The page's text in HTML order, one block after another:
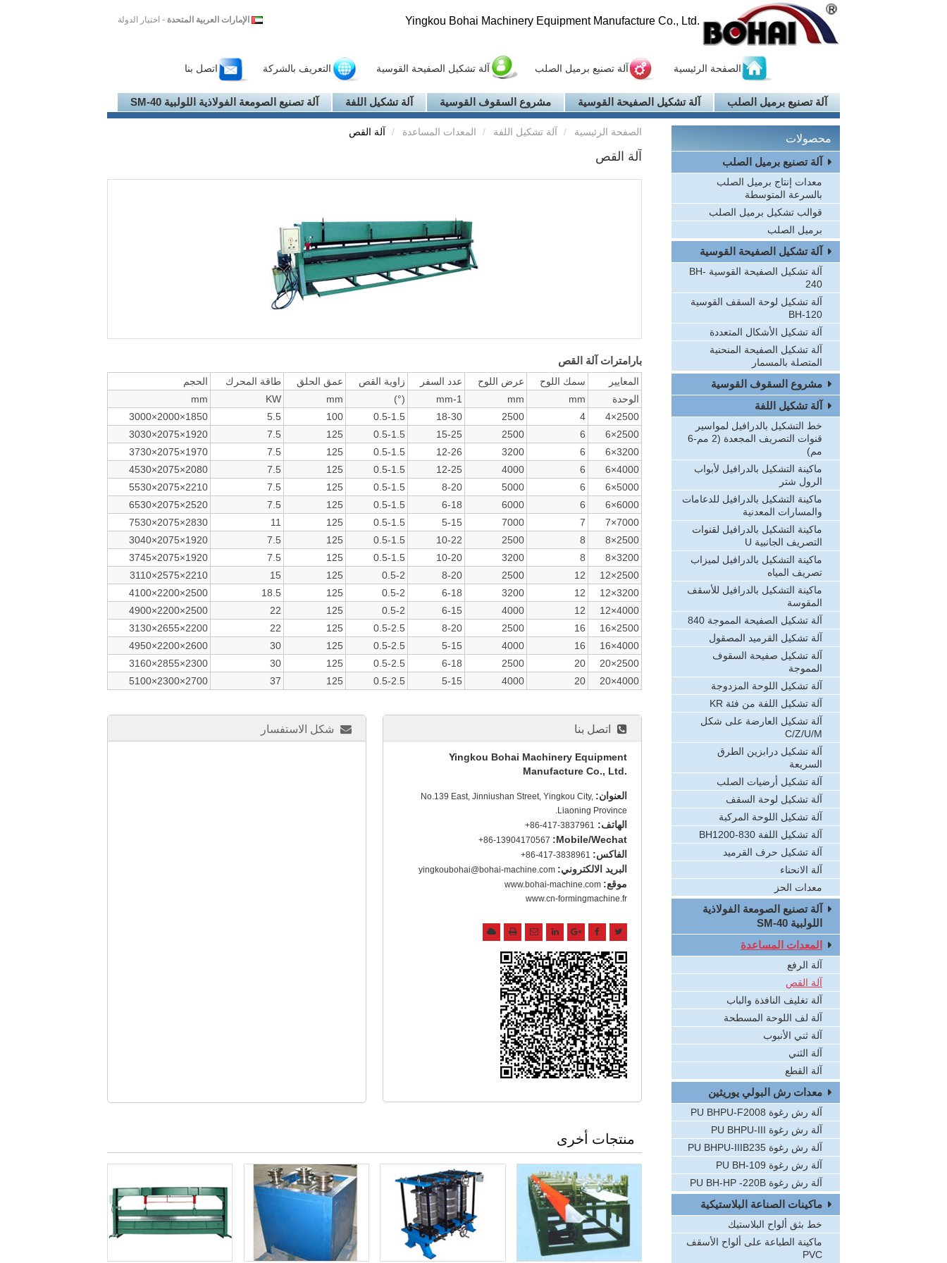
Yingkou Bohai Machinery Equipment Manufacture Co., Ltd. الإمارات العربية المتحدة - اختيار الدولة
الصفحة الرئيسية آلة تصنيع برميل الصلب آلة تشكيل الصفيحة القوسية التعريف بالشركة اتصل بنا
آلة تصنيع برميل الصلب آلة تشكيل الصفيحة القوسية مشروع السقوف القوسية آلة تشكيل اللفة آلة تصنيع الصومعة الفولاذية اللولبية SM-40
الصفحة الرئيسية آلة تشكيل اللفة المعدات المساعدة آلة القص
آلة القص
بارامترات آلة القص
المعايير سمك اللوح عرض اللوح عدد السفر زاوية القص عمق الحلق طاقة المحرك
الحجم
الوحدة
mm
mm
mm-1
(°)
mm
KW
mm
4×2500
4
2500
18-30
0.5-1.5
100
5.5
3000×2000×1850
6×2500
6
2500
15-25
0.5-1.5
125
7.5
3030×2075×1920
6×3200
6
3200
12-26
0.5-1.5
125
7.5
3730×2075×1970
6×4000
6
4000
12-25
0.5-1.5
125
7.5
4530×2075×2080
6×5000
6
5000
8-20
0.5-1.5
125
7.5
5530×2075×2210
6×6000
6
6000
6-18
0.5-1.5
125
7.5
6530×2075×2520
7×7000
7
7000
5-15
0.5-1.5
125
11
7530×2075×2830
8×2500
8
2500
10-22
0.5-1.5
125
7.5
3040×2075×1920
8×3200
8
3200
10-20
0.5-1.5
125
7.5
3745×2075×1920
12×2500
12
2500
8-20
0.5-2
125
15
3110×2575×2210
12×3200
12
3200
6-18
0.5-2
125
18.5
4100×2200×2500
12×4000
12
4000
6-15
0.5-2
125
22
4900×2200×2500
16×2500
16
2500
8-20
0.5-2.5
125
22
3130×2655×2200
16×4000
16
4000
5-15
0.5-2.5
125
30
4950×2200×2600
20×2500
20
2500
6-18
0.5-2.5
125
30
3160×2855×2300
20×4000
20
4000
5-15
0.5-2.5
125
37
5100×2300×2700
شكل الاستفسار اتصل بنا
Yingkou Bohai Machinery Equipment
Manufacture Co., Ltd.
العنوان: No.139 East, Jinniushan Street, Yingkou City,
Liaoning Province.
الهاتف: +86-417-3837961
Mobile/Wechat:
+86-13904170567
الفاكس: +86-417-3838961
البريد الالكتروني: yingkoubohai@bohai-machine.com
موقع:
www.cn-formingmachine.fr
منتجات أخرى
محصولات
آلة تصنيع برميل الصلب
معدات إنتاج برميل الصلب
بالسرعة المتوسطة
قوالب تشكيل برميل الصلب
برميل الصلب
آلة تشكيل الصفيحة القوسية
آلة تشكيل الصفيحة القوسية BH-
240
آلة تشكيل لوحة السقف القوسية
BH-120
آلة تشكيل الأشكال المتعددة
آلة تشكيل الصفيحة المنحنية
المتصلة بالمسمار
مشروع السقوف القوسية
آلة تشكيل اللفة
خط التشكيل بالدرافيل لمواسير
قنوات التصريف المجعدة (2 مم-6
مم)
ماكينة التشكيل بالدرافيل لأبواب
الرول شتر
ماكينة التشكيل بالدرافيل للدعامات
والمسارات المعدنية
ماكينة التشكيل بالدرافيل لقنوات
التصريف الجانبية U
ماكينة التشكيل بالدرافيل لميزاب
تصريف المياه
ماكينة التشكيل بالدرافيل للأسقف
المقوسة
آلة تشكيل الصفيحة المموجة 840
آلة تشكيل القرميد المصقول
آلة تشكيل صفيحة السقوف
المموجة
آلة تشكيل اللوحة المزدوجة
آلة تشكيل اللفة من فئة KR
آلة تشكيل العارضة على شكل
C/Z/U/M
آلة تشكيل درابزين الطرق
السريعة
آلة تشكيل أرضيات الصلب
آلة تشكيل لوحة السقف
آلة تشكيل اللوحة المركبة
آلة تشكيل اللفة BH1200-830
آلة تشكيل حرف القرميد
آلة الانحناء
معدات الحز
آلة تصنيع الصومعة الفولاذية
اللولبية SM-40
المعدات المساعدة
آلة الرفع
آلة القص
آلة تغليف النافذة والباب
آلة لف اللوحة المسطحة
آلة ثني الأنبوب
آلة الثني
آلة القطع
معدات رش البولي يوريثين
آلة رش رغوة PU BHPU-F2008
آلة رش رغوة PU BHPU-III
آلة رش رغوة PU BHPU-IIIB235
آلة رش رغوة PU BH-109
آلة رش رغوة PU BH-HP -220B
ماكينات الصناعة البلاستيكية
خط بثق ألواح البلاستيك
ماكينة الطباعة على ألواح الأسقف
PVC